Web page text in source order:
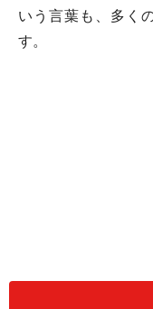
いう言葉も、多く
す。